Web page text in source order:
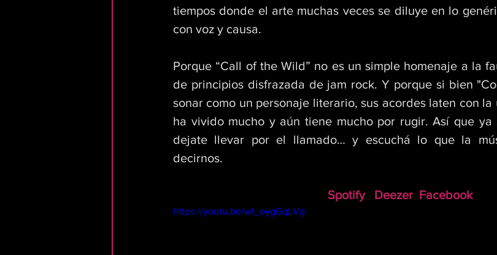
tiempos donde el arte muchas veces se diluye en lo
con voz y causa.
Porque “Call of the Wild” no es un simple homenaje a la
de principios disfrazada de jam rock. Y porque si bien
sonar como un personaje literario, sus acordes laten con
ha vivido mucho y aún tiene mucho por rugir. Así que ya
dejate llevar por el llamado… y escuchá lo que la
decirnos.
Spotify Deezer Facebook
https://youtu.be/wl_oygGqLVg